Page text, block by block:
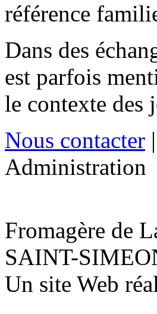
référence
Dans des
est parfois
le contexte des
Nous contacter |
Administration
Fromagère de
SAINT-
Un site Web